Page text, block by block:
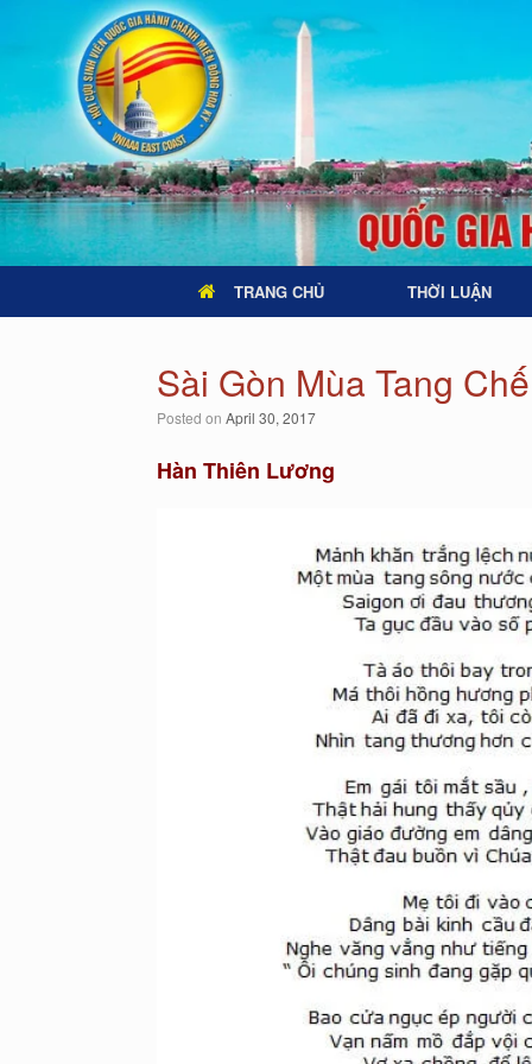
TRANG CHỦ THỜI LUẬN
Sài Gòn Mùa Tang Chế
Posted on April 30, 2017
Hàn Thiên Lương